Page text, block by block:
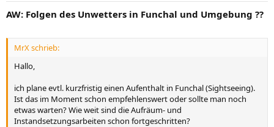
AW: Folgen des Unwetters in Funchal und Umgebung ??
MrX schrieb:
Hallo,
ich plane evtl. kurzfristig einen Aufenthalt in Funchal (Sightseeing).
Ist das im Moment schon empfehlenswert oder sollte man noch
etwas warten? Wie weit sind die Aufräum- und
Instandsetzungsarbeiten schon fortgeschritten?